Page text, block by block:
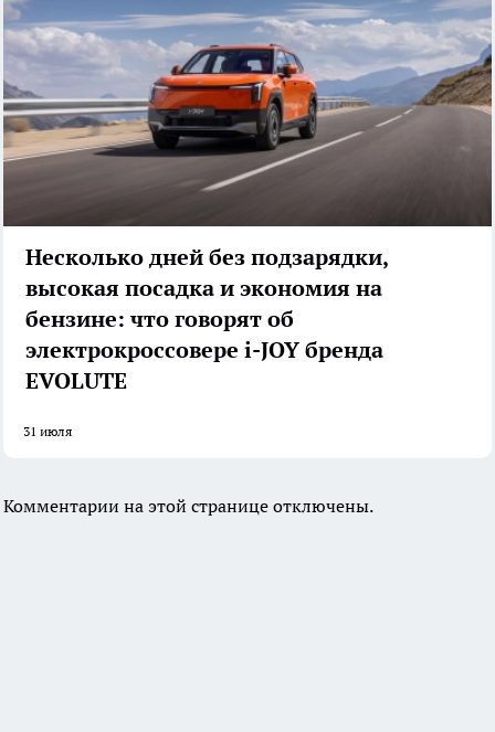
Несколько дней без подзарядки,
высокая посадка и экономия на
бензине: что говорят об
электрокроссовере i-JOY бренда
EVOLUTE
31 июля
Комментарии на этой странице отключены.